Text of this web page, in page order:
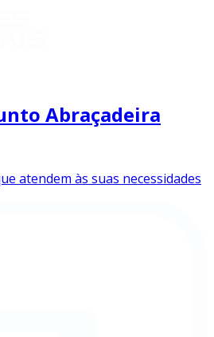
Abraçadeira
atendem às suas necessidades